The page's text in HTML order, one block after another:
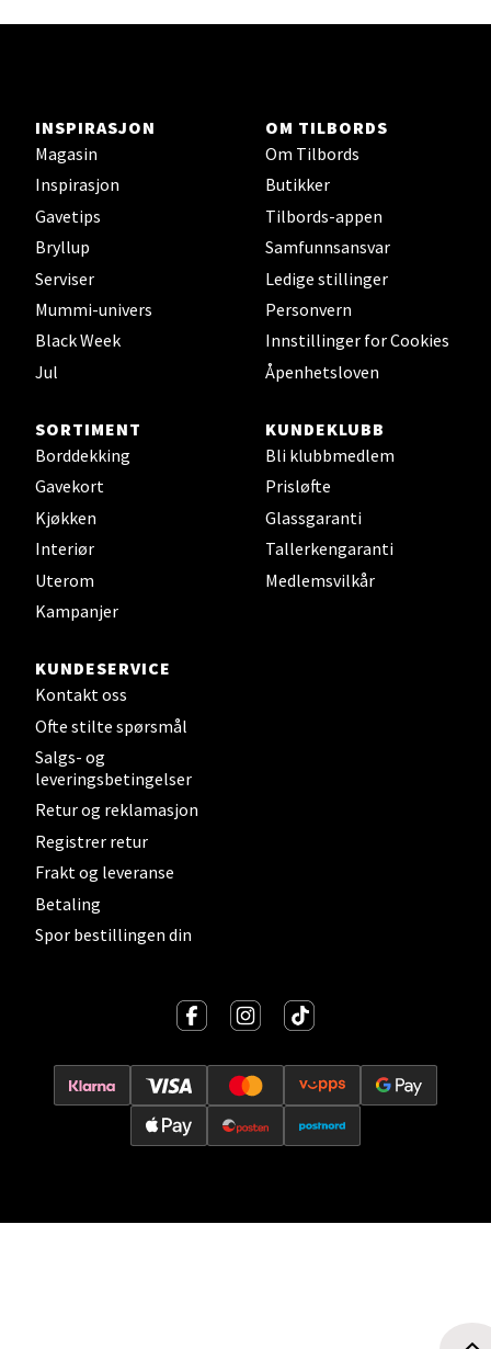
INSPIRASJON
Magasin
Inspirasjon
Gavetips
Bryllup
Serviser
Mummi-univers
Black Week
Jul
OM TILBORDS
Om Tilbords
Butikker
Tilbords-appen
Samfunnsansvar
Ledige stillinger
Personvern
Innstillinger for Cookies
Åpenhetsloven
SORTIMENT
Borddekking
Gavekort
Kjøkken
Interiør
Uterom
Kampanjer
KUNDEKLUBB
Bli klubbmedlem
Prisløfte
Glassgaranti
Tallerkengaranti
Medlemsvilkår
KUNDESERVICE
Kontakt oss
Ofte stilte spørsmål
Salgs- og
leveringsbetingelser
Retur og reklamasjon
Registrer retur
Frakt og leveranse
Betaling
Spor bestillingen din
Strandtorget, 2609 Lillehammer
Strømmen - Thon Senter Strømmen
Støperivn. 5, 2010 Strømmen
Åpent i dag 10-19
Sunndalsøra - Alti Sunndal
Alti Sunndal, Sunndalsveien 17, 6600 Sunndalsøra
Åpent i dag 10-16
Jessheim - Thon Senter Jessheim
Storgata 6, 2050 Jessheim
Åpent i dag 10-19
0 i butikk
Kristiansand - Thon
Sørlandssenteret